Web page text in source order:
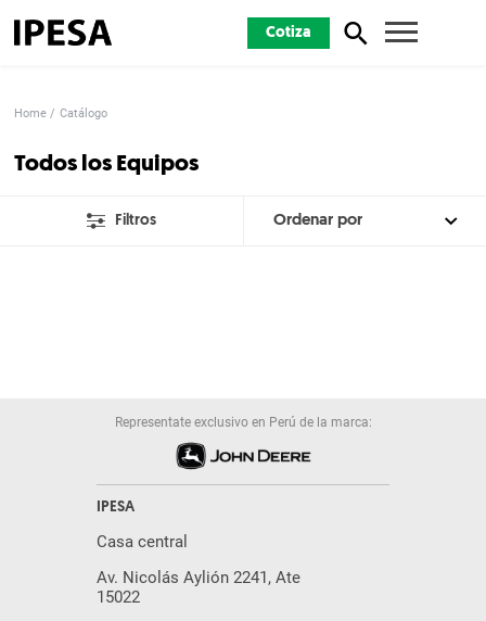
Cotiza
Home Catálogo
Todos los Equipos
Filtros
Representate exclusivo en Perú de la marca:
IPESA
Casa central
Av. Nicolás Aylión 2241, Ate
15022